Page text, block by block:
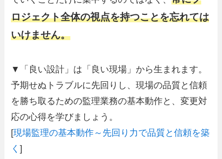
ロジェクト全体の視点を持つことを忘れては
いけません。
▼「良い設計」は「良い現場」から生まれます。
予期せぬトラブルに先回りし、現場の品質と信頼
を勝ち取るための監理業務の基本動作と、変更対
応の心得を学びましょう。
[現場監理の基本動作～先回り力で品質と信頼を築
く]